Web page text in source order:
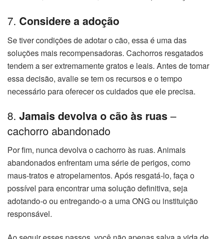
7. Considere a adoção
Se tiver condições de adotar o cão, essa é uma das
soluções mais recompensadoras. Cachorros resgatados
tendem a ser extremamente gratos e leais. Antes de tomar
essa decisão, avalie se tem os recursos e o tempo
necessário para oferecer os cuidados que ele precisa.
8. Jamais devolva o cão às ruas–
cachorro abandonado
Por fim, nunca devolva o cachorro às ruas. Animais
abandonados enfrentam uma série de perigos, como
maus-tratos e atropelamentos. Após resgatá-lo, faça o
possível para encontrar uma solução definitiva, seja
adotando-o ou entregando-o a uma ONG ou instituição
responsável.